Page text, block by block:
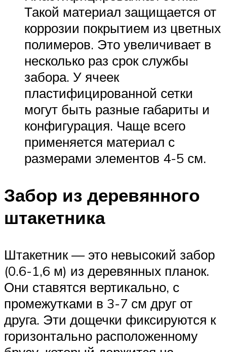
Такой материал защищается от
коррозии покрытием из цветных
полимеров. Это увеличивает в
несколько раз срок службы
забора. У ячеек
пластифицированной сетки
могут быть разные габариты и
конфигурация. Чаще всего
применяется материал с
размерами элементов 4-5 см.
Забор из деревянного
штакетника
Штакетник — это невысокий забор
(0.6-1,6 м) из деревянных планок.
Они ставятся вертикально, с
промежутками в 3-7 см друг от
друга. Эти дощечки фиксируются к
горизонтально расположенному